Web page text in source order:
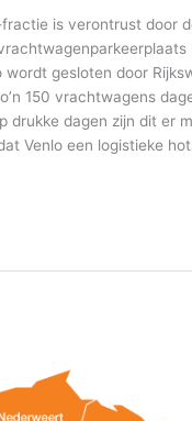
fractie is verontrust door
wordt gesloten door
150 vrachtwagens
drukke dagen zijn dit er
Venlo een logistieke